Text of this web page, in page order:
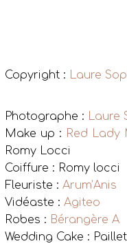
Copyright : Laure
Photographe :
Make up : Red Lady
Romy Locci
Coiffure : Romy locci
Fleuriste :Arum’Anis
Vidéaste :Agiteo
Robes : Bérangère A
Wedding Cake :